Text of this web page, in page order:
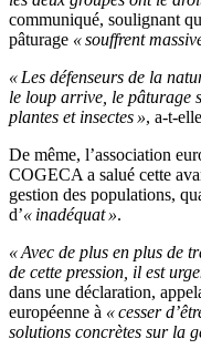
communiqué, soulignant
pâturage « souffrent
« Les défenseurs de la
le loup arrive, le pâturage
plantes et insectes », a-t-
De même, l’association
COGECA a salué cette
gestion des populations,
d’« inadéquat ».
« Avec de plus en plus de
de cette pression, il est
dans une déclaration,
européenne à « cesser
solutions concrètes sur la